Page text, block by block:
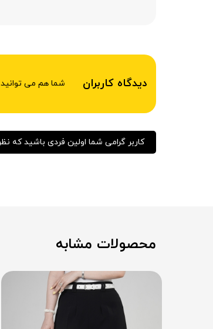
دیدگاه کاربران شما هم می
کاربر گرامی شما اولین فردی باشید که
محصولات مشابه